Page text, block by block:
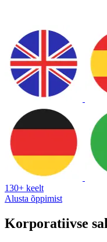
130+ keelt
Alusta õppimist
Korporatiivse